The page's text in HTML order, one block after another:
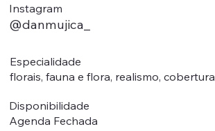
Instagram
@danmujica_
Especialidade
florais, fauna e flora, realismo, cobertura
Disponibilidade
Agenda Fechada